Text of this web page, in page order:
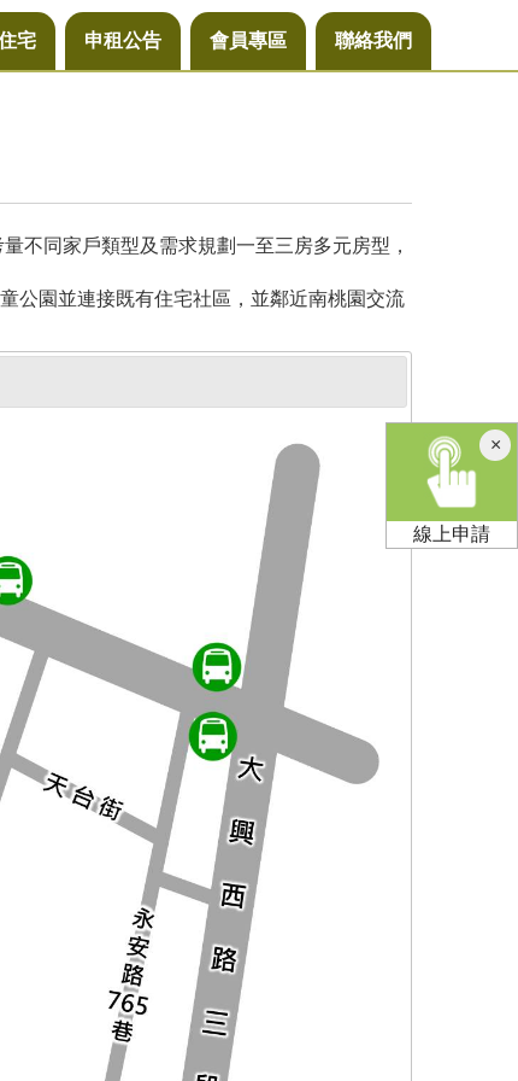
宅 申租公告 會員專區 聯絡我們
不同家戶類型及需求規劃一至三房多元房型，
公園並連接既有住宅社區，並鄰近南桃園交流
×關
閉
線上申請